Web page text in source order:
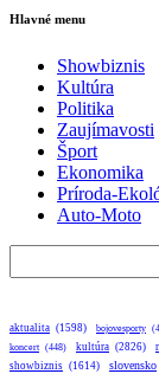
Hlavné menu
Showbiznis
Kultúra
Politika
Zaujímavosti
Šport
Ekonomika
Príroda-
Auto-Moto
aktualita (1598) bojovesporty
koncert (448) kultúra (2826)
showbiznis (1614) slovensko